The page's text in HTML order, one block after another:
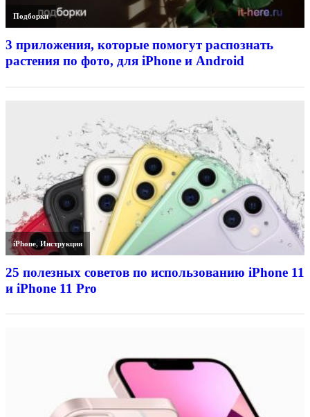
Подборки
3 приложения, которые помогут распознать
растения по фото, для iPhone и Android
iPhone,Инструкции
25 полезных советов по использованию iPhone 11
и iPhone 11 Pro